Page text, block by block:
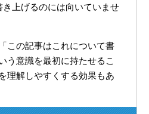
上げるのには向いていませ
この記事はこれについて書
う意識を最初に持たせるこ
理解しやすくする効果もあ